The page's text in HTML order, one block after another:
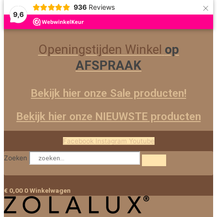
9,6
936 Reviews ×
naar
Openingstijden Winkel op
AFSPRAAK
Bekijk hier onze Sale producten!
Bekijk hier onze NIEUWSTE producten
Facebook Instagram Youtube
Zoeken
€ 0,00 0Winkelwagen